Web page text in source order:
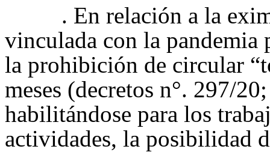
. En relación a la
vinculada con la
la prohibición de circular
meses (decretos n°. 297/
habilitándose para los
actividades, la posibilidad